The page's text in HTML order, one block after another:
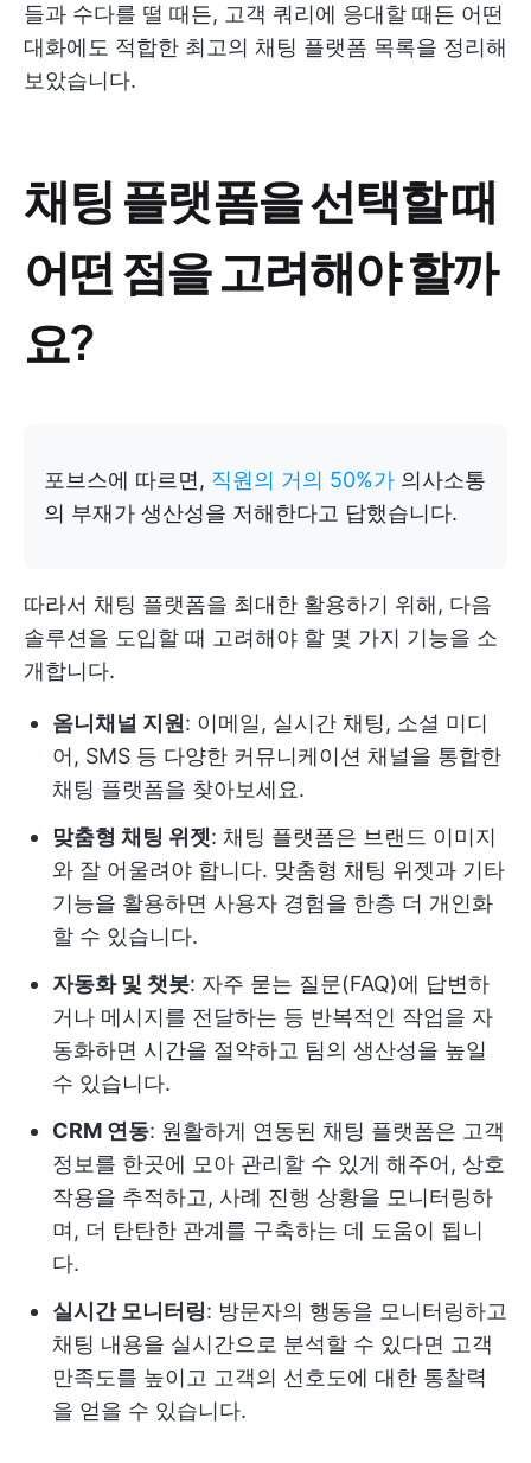
들과 수다를 떨 때든, 고객 쿼리에 응대할 때든 어떤
대화에도 적합한 최고의 채팅 플랫폼 목록을 정리해
보았습니다.
채팅 플랫폼을 선택할 때
어떤 점을 고려해야 할까
요?
포브스에 따르면, 직원의 거의 50%가 의사소통
의 부재가 생산성을 저해한다고 답했습니다.
따라서 채팅 플랫폼을 최대한 활용하기 위해, 다음
솔루션을 도입할 때 고려해야 할 몇 가지 기능을 소
개합니다.
옴니채널 지원 : 이메일, 실시간 채팅, 소셜 미디
어, SMS 등 다양한 커뮤니케이션 채널을 통합한
채팅 플랫폼을 찾아보세요.
맞춤형 채팅 위젯: 채팅 플랫폼은 브랜드 이미지
와 잘 어울려야 합니다. 맞춤형 채팅 위젯과 기타
기능을 활용하면 사용자 경험을 한층 더 개인화
할 수 있습니다.
자동화 및 챗봇: 자주 묻는 질문(FAQ)에 답변하
거나 메시지를 전달하는 등 반복적인 작업을 자
동화하면 시간을 절약하고 팀의 생산성을 높일
수 있습니다.
CRM 연동: 원활하게 연동된 채팅 플랫폼은 고객
정보를 한곳에 모아 관리할 수 있게 해주어, 상호
작용을 추적하고, 사례 진행 상황을 모니터링하
며, 더 탄탄한 관계를 구축하는 데 도움이 됩니
다.
실시간 모니터링: 방문자의 행동을 모니터링하고
채팅 내용을 실시간으로 분석할 수 있다면 고객
만족도를 높이고 고객의 선호도에 대한 통찰력
을 얻을 수 있습니다.